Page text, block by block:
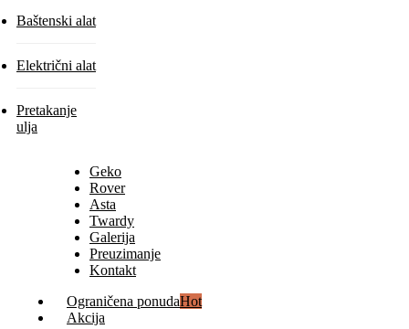
Baštenski alat
Električni alat
Pretakanje
ulja
Geko
Rover
Asta
Twardy
Galerija
Preuzimanje
Kontakt
Ograničena ponudaHot
Akcija